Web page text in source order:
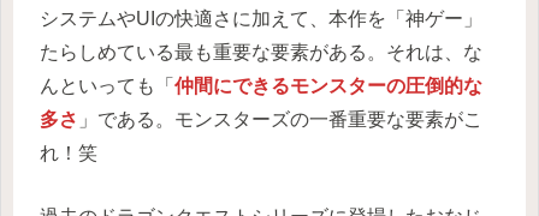
システムやUIの快適さに加えて、本作を「神ゲー」
たらしめている最も重要な要素がある。それは、な
んといっても「 仲間にできるモンスターの圧倒的な
多さ 」である。モンスターズの一番重要な要素がこ
れ！笑